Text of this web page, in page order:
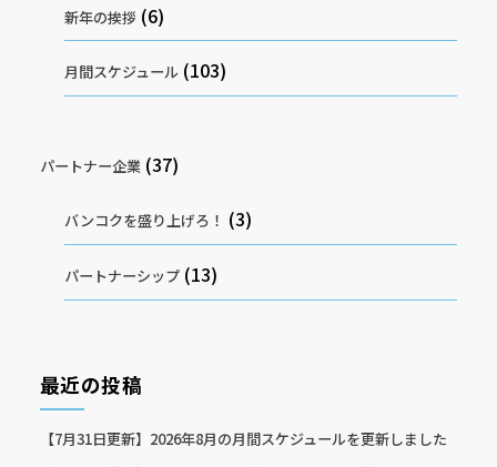
新年の挨拶 (6)
月間スケジュール (103)
パートナー企業 (37)
バンコクを盛り上げろ！ (3)
パートナーシップ (13)
最近の投稿
【7月31日更新】2026年8月の月間スケジュールを更新しました